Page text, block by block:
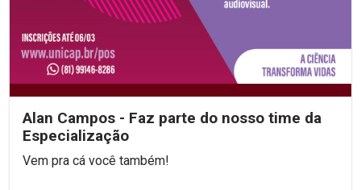
Alan Campos - Faz parte do nosso time da
Especialização
Vem pra cá você também!